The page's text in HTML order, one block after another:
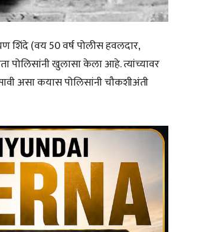
शिंदे (वय 50 वर्ष पोलीस हवलदार,
पोलिसांनी खुलासा केला आहे. त्यांच्यावर
असा कयास पोलिसांनी चौकशीअंती